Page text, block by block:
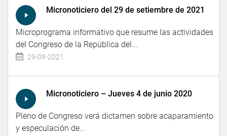
Micronoticiero del 29 de setiembre de 2021
Microprograma informativo que resume las actividades
del Congreso de la República del...
29-09-2021
Micronoticiero – Jueves 4 de junio 2020
Pleno de Congreso verá dictamen sobre acaparamiento
y especulación de...